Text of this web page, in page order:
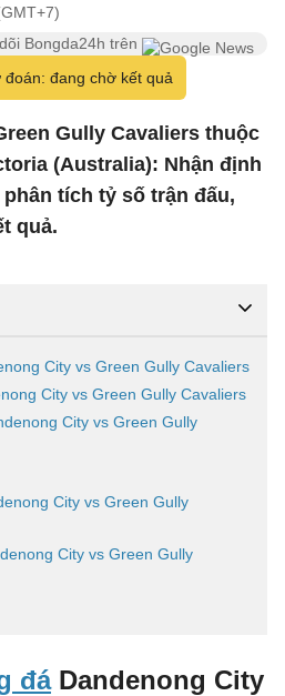
Bongda24h trên
đang chờ kết quả
Gully Cavaliers thuộc
(Australia): Nhận định
tích tỷ số trận đấu,
quả.
City vs Green Gully Cavaliers
City vs Green Gully Cavaliers
City vs Green Gully
City vs Green Gully
City vs Green Gully
đáDandenong City